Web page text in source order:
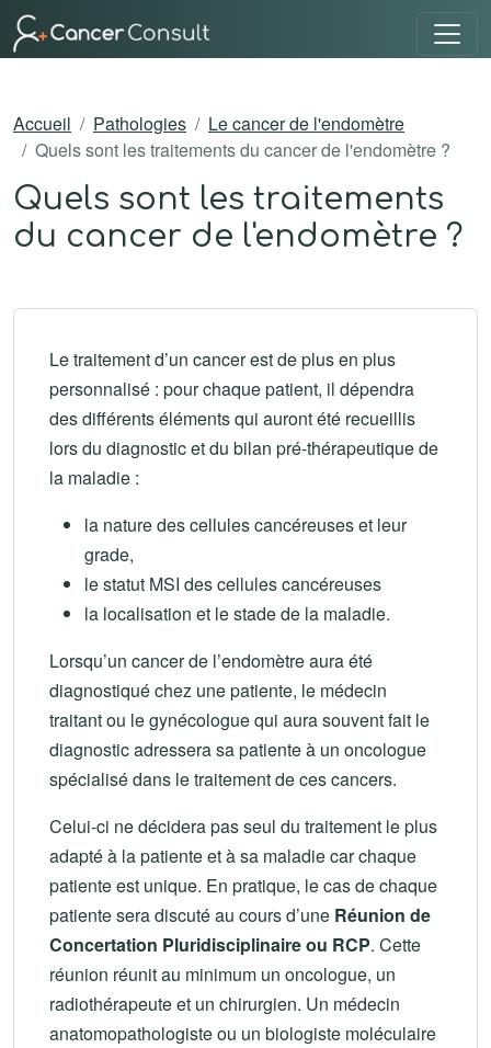
Accueil Pathologies
Le cancer de l'endomètre
Quels sont les traitements du cancer de l'endomètre ?
Quels sont les traitements
du cancer de l'endomètre ?
Le traitement d’un cancer est de plus en plus
personnalisé : pour chaque patient, il dépendra
des différents éléments qui auront été recueillis
lors du diagnostic et du bilan pré-thérapeutique de
la maladie :
la nature des cellules cancéreuses et leur
grade,
le statut MSI des cellules cancéreuses
la localisation et le stade de la maladie.
Lorsqu’un cancer de l’endomètre aura été
diagnostiqué chez une patiente, le médecin
traitant ou le gynécologue qui aura souvent fait le
diagnostic adressera sa patiente à un oncologue
spécialisé dans le traitement de ces cancers.
Celui-ci ne décidera pas seul du traitement le plus
adapté à la patiente et à sa maladie car chaque
patiente est unique. En pratique, le cas de chaque
patiente sera discuté au cours d’une Réunion de
Concertation Pluridisciplinaire ou RCP. Cette
réunion réunit au minimum un oncologue, un
radiothérapeute et un chirurgien. Un médecin
anatomopathologiste ou un biologiste moléculaire